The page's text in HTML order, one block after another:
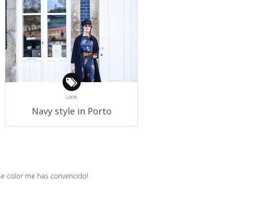
Look
Navy style in Porto
color me has convencido!